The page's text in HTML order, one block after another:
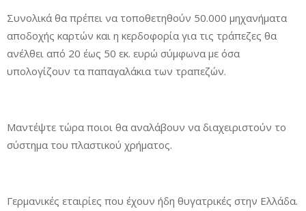
Συνολικά θα πρέπει να τοποθετηθούν 50.000 μηχανήματα
αποδοχής καρτών και η κερδοφορία για τις τράπεζες θα
ανέλθει από 20 έως 50 εκ. ευρώ σύμφωνα με όσα
υπολογίζουν τα παπαγαλάκια των τραπεζών.
Μαντέψτε τώρα ποιοι θα αναλάβουν να διαχειριστούν το
σύστημα του πλαστικού χρήματος.
Γερμανικές εταιρίες που έχουν ήδη θυγατρικές στην Ελλάδα.